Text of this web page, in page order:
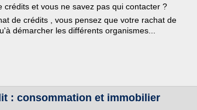
et vous ne savez pas qui contacter ?
de crédits , vous pensez que votre rachat de
démarcher les différents organismes...
: consommation et immobilier